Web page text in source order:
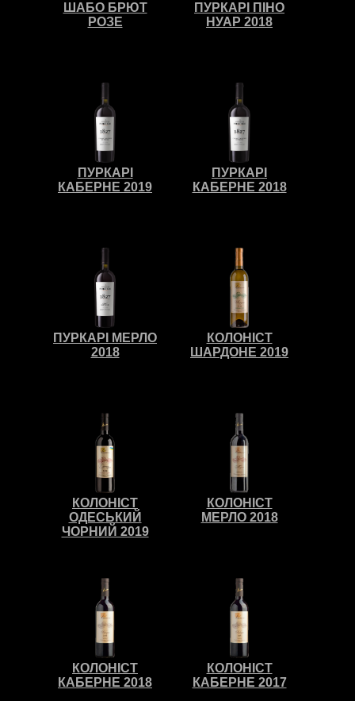
ШАБО БРЮТ
РОЗЕ
ПУРКАРІ ПІНО
НУАР 2018
ПУРКАРІ
КАБЕРНЕ 2019
ПУРКАРІ
КАБЕРНЕ 2018
ПУРКАРІ МЕРЛО
2018
КОЛОНІСТ
ШАРДОНЕ 2019
КОЛОНІСТ
ОДЕСЬКИЙ
ЧОРНИЙ 2019
КОЛОНІСТ
МЕРЛО 2018
КОЛОНІСТ
КАБЕРНЕ 2018
КОЛОНІСТ
КАБЕРНЕ 2017